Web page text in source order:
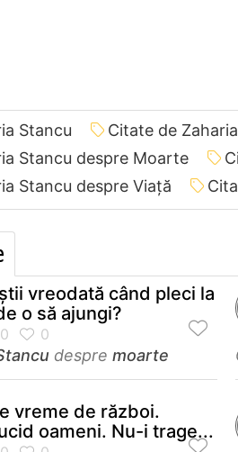
Stancu Citate de
Stancu despre Moarte
Stancu despre Viață
vreodată când pleci la
o să ajungi?
despre moarte
vreme de război.
oameni. Nu-i trage...